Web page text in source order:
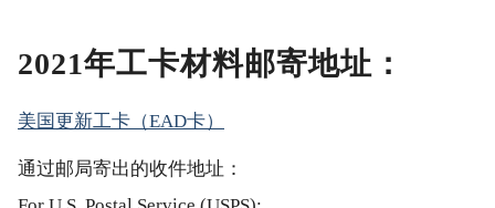
2021年工卡材料邮寄地址：
美国更新工卡（EAD卡）
通过邮局寄出的收件地址：